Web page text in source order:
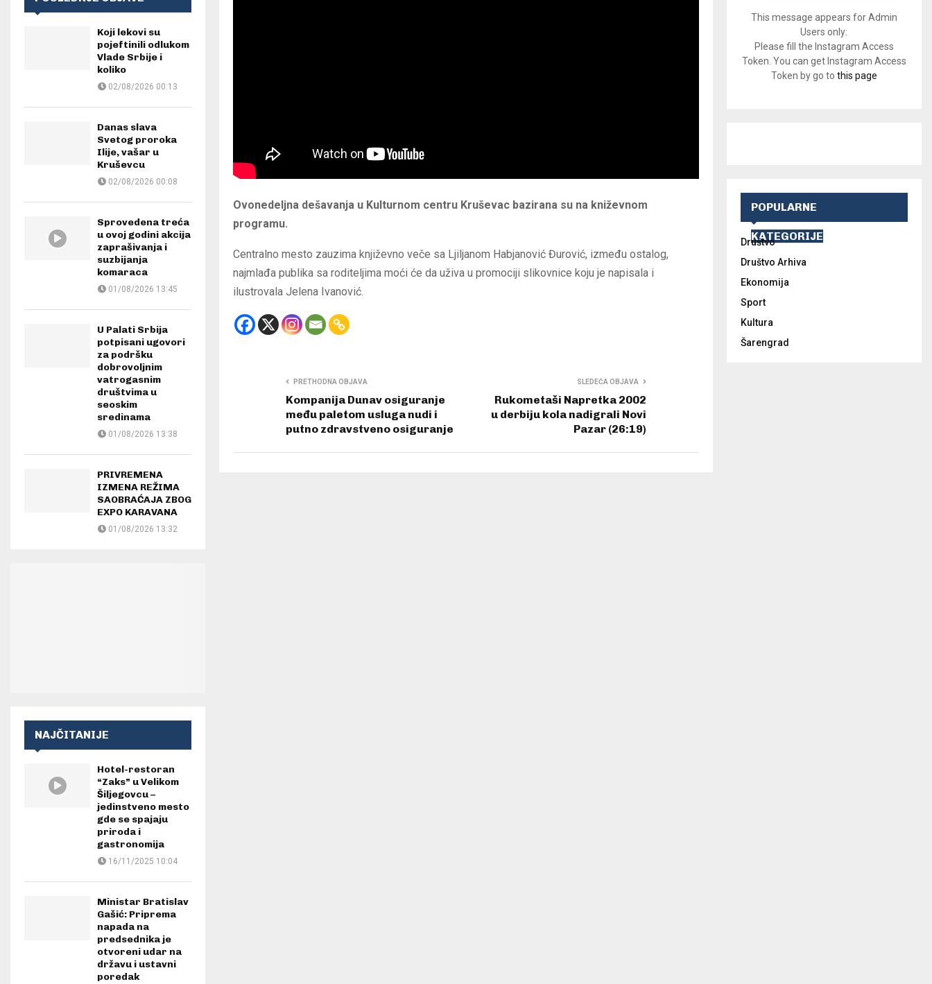
Ovonedeljna dešavanja u Kulturnom centru Kruševac bazirana su na kniževnom
programu.
Centralno mesto zauzima književno veče sa Ljiljanom Habjanović Đurović, između ostalog,
najmlađa publika sa roditeljima moći će da uživa u promociji slikovnice koju je napisala i
ilustrovala Jelena Ivanović.
PRETHODNA OBJAVA
Kompanija Dunav osiguranje
među paletom usluga nudi i
putno zdravstveno osiguranje
SLEDEĆA OBJAVA
Rukometaši Napretka 2002
u derbiju kola nadigrali Novi
Pazar (26:19)
Koji lekovi su
pojeftinili odlukom
Vlade Srbije i
koliko
02/08/2026 00:13
Danas slava
Svetog proroka
Ilije, vašar u
Kruševcu
02/08/2026 00:08
Sprovedena treća
u ovoj godini akcija
zaprašivanja i
suzbijanja
komaraca
01/08/2026 13:45
U Palati Srbija
potpisani ugovori
za podršku
dobrovoljnim
vatrogasnim
društvima u
seoskim
sredinama
01/08/2026 13:38
PRIVREMENA
IZMENA REŽIMA
SAOBRAĆAJA ZBOG
EXPO KARAVANA
01/08/2026 13:32
NAJČITANIJE
Hotel-restoran
“Zaks” u Velikom
Šiljegovcu –
jedinstveno mesto
gde se spajaju
priroda i
gastronomija
16/11/2025 10:04
Ministar Bratislav
Gašić: Priprema
napada na
predsednika je
otvoreni udar na
državu i ustavni
poredak
This message appears for Admin
Users only:
Please fill the Instagram Access
Token. You can get Instagram Access
Token by go to this page
POPULARNE
KATEGORIJE
Društvo
Društvo Arhiva
Ekonomija
Sport
Kultura
Šarengrad